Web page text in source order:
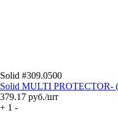
Solid #309.0500
Solid MULTI PROTECTOR-
379.17 руб./шт
+ 1 -